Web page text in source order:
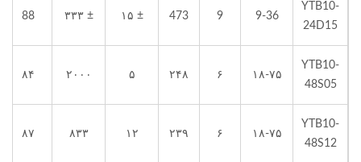
YTB10-
24D15
9-36
9
473 ± ۱۵ ± ۳۳۳ 88
YTB10-
48S05
۱۸-۷۵ ۶ ۲۴۸ ۵ ۲۰۰۰ ۸۴
YTB10-
48S12
۱۸-۷۵ ۶ ۲۳۹ ۱۲ ۸۳۳ ۸۷